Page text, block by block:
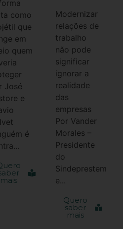
como
que
em
quem
José
e
é
mais
Modernizar
relações de
trabalho
não pode
significar
ignorar a
realidade
das
empresas
Por Vander
Morales –
Presidente
do
Sindeprestem
e...
Quero
saber
mais